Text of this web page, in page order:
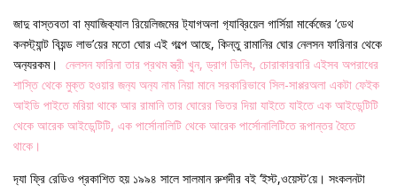
জাদু বাস্তবতা বা ম‍্যাজিক‍্যাল রিয়েলিজমের ট‍্যাগঅলা গ‍্যাব্রিয়েল গার্সিয়া মার্কেজের ‘ডেথ
কনস্ট‍্যান্ট বিয়ন্ড লাভ’য়ের মতো ঘোর এই গল্পে আছে, কিন্তু রামানির ঘোর নেলসন ফারিনার থেকে
অন‍্যরকম। নেলসন ফারিনা তার প্রথম স্ত্রী খুন, ড্রাগ ডিলিং, চোরাকারবারি এইসব অপরাধের
শাস্তি থেকে মুক্ত হওয়ার জন‍্য অন‍্য নাম নিয়া মানে সরকারিভাবে সিল-সাপ্পরঅলা একটা ফেইক
আইডি পাইতে মরিয়া থাকে আর রামানি তার ঘোরের ভিতর দিয়া যাইতে যাইতে এক আইডেন্টিটি
থেকে আরেক আইডেন্টিটি, এক পার্সোনালিটি থেকে আরেক পার্সোনালিটিতে রূপান্তর হৈতে
থাকে।
দ‍্যা ফ্রি রেডিও প্রকাশিত হয় ১৯৯৪ সালে সালমান রুশদীর বই ‘ইস্ট,ওয়েস্ট’য়ে। সংকলনটা